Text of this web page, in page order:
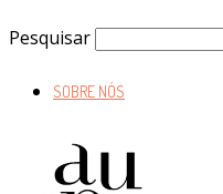
Pesquisar
SOBRE NÓS